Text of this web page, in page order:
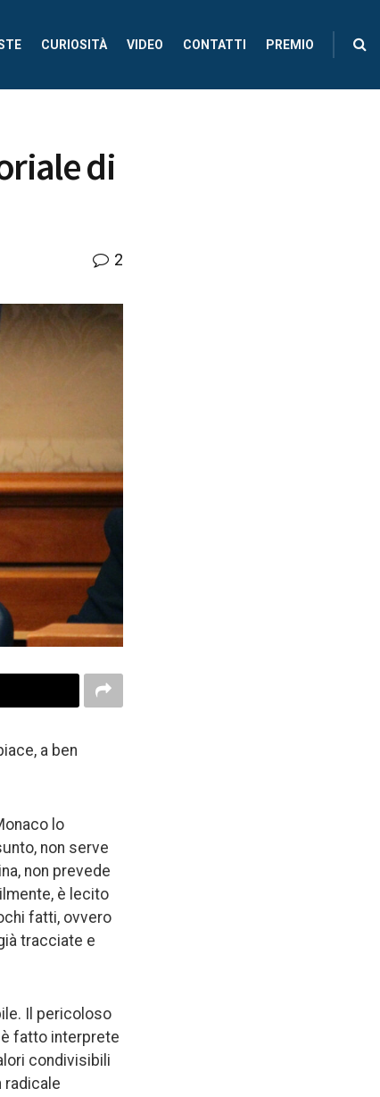
CURIOSITÀ VIDEO CONTATTI PREMIO
di
2
a ben
lo
non serve
non prevede
è lecito
fatti, ovvero
tracciate e
Il pericoloso
fatto interprete
condivisibili
radicale